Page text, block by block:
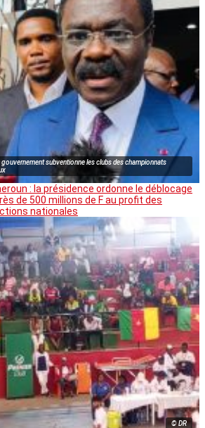
subventionne les clubs des championnats
: la présidence ordonne le déblocage
de 500 millions de F au profit des
nationales
© DR